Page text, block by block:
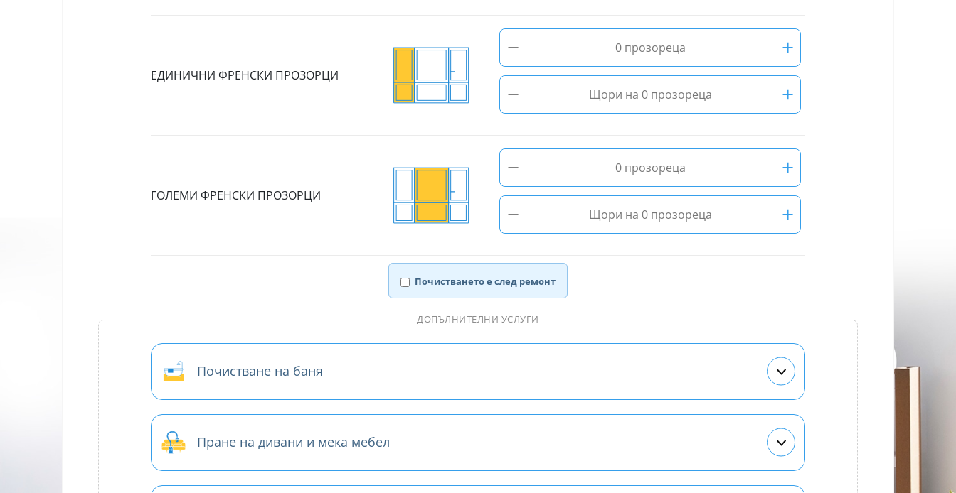
ЕДИНИЧНИ ФРЕНСКИ ПРОЗОРЦИ
− 0 прозореца
+
−
Щори на 0 прозореца +
ГОЛЕМИ ФРЕНСКИ ПРОЗОРЦИ
− 0 прозореца
+
−
Щори на 0 прозореца +
Почистването е след ремонт
ДОПЪЛНИТЕЛНИ УСЛУГИ
Почистване на баня
Пране на дивани и мека мебел